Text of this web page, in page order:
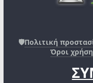
🛡️Πολιτική
Όροι